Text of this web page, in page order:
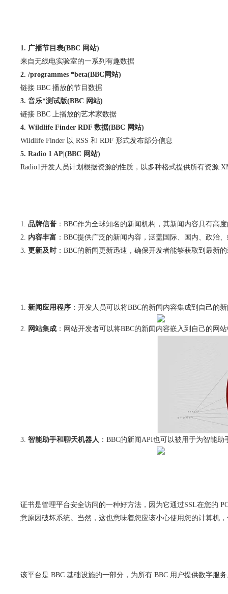
1. 广播节目表(BBC 网站)
来自无线电实验室的一系列有趣数据
2. /programmes *beta(BBC网站)
链接 BBC 播放的节目数据
3. 音乐*测试版(BBC 网站)
链接 BBC 上播放的艺术家数据
4. Wildlife Finder RDF 数据(BBC 网站)
Wildlife Finder 以 RSS 和 RDF 形式发布部分信息
5. Radio 1 AP|(BBC 网站)
Radio1开发人员计划根据资源的性质，以多种格式提供所有资源
品牌信誉 ：BBC作为全球知名的新闻机构，其新闻内容具有高
内容丰富 ：BBC提供广泛的新闻内容，涵盖国际、国内、政治
更新及时 ：BBC的新闻更新迅速，确保开发者能够获取到最新
新闻应用程序 ：开发人员可以将BBC的新闻内容集成到自己的
网站集成 ：网站开发者可以将BBC的新闻内容嵌入到自己的网
智能助手和聊天机器人 ：BBC的新闻API也可以被用于为智能
证书是管理平台安全访问的一种好方法，因为它通过SSL在您的
意原因破坏系统。当然，这也意味着您应该小心使用您的计算机
该平台是 BBC 基础设施的一部分，为所有 BBC 用户提供数字服